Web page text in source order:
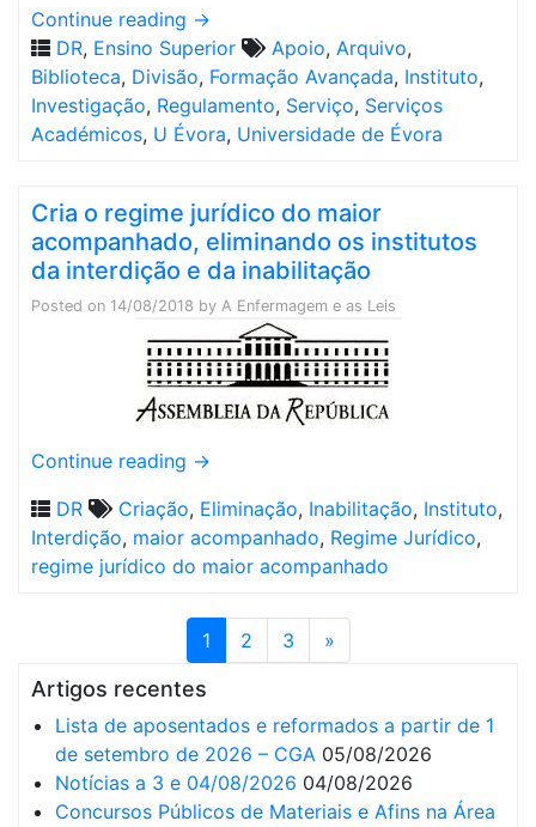
Continue reading →
DR, Ensino Superior Apoio, Arquivo,
Biblioteca, Divisão, Formação Avançada, Instituto,
Investigação, Regulamento, Serviço, Serviços
Académicos, U Évora, Universidade de Évora
Cria o regime jurídico do maior
acompanhado, eliminando os institutos
da interdição e da inabilitação
Posted on 14/08/2018 by A Enfermagem e as Leis
Continue reading →
DR
Criação, Eliminação, Inabilitação, Instituto,
Interdição, maior acompanhado, Regime Jurídico,
regime jurídico do maior acompanhado
1 2 3 »
Artigos recentes
Lista de aposentados e reformados a partir de 1
de setembro de 2026 – CGA 05/08/2026
Notícias a 3 e 04/08/2026 04/08/2026
Concursos Públicos de Materiais e Afins na Área